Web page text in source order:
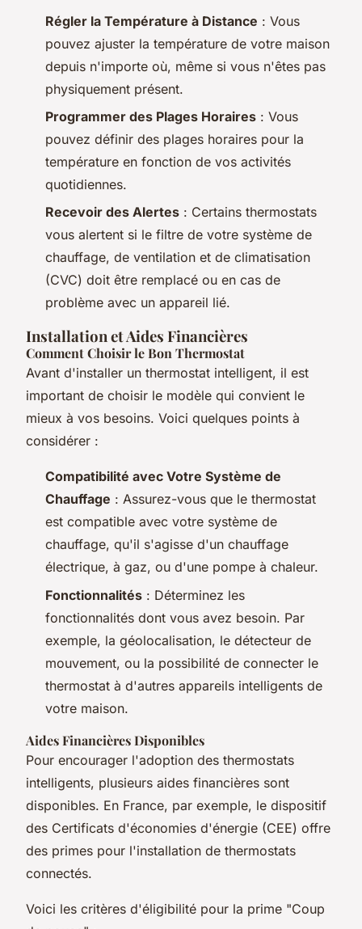
Régler la Température à Distance : Vous
pouvez ajuster la température de votre maison
depuis n'importe où, même si vous n'êtes pas
physiquement présent.
Programmer des Plages Horaires : Vous
pouvez définir des plages horaires pour la
température en fonction de vos activités
quotidiennes.
Recevoir des Alertes : Certains thermostats
vous alertent si le filtre de votre système de
chauffage, de ventilation et de climatisation
(CVC) doit être remplacé ou en cas de
problème avec un appareil lié.
Installation et Aides Financières
Comment Choisir le Bon Thermostat
Avant d'installer un thermostat intelligent, il est
important de choisir le modèle qui convient le
mieux à vos besoins. Voici quelques points à
considérer :
Compatibilité avec Votre Système de
Chauffage : Assurez-vous que le thermostat
est compatible avec votre système de
chauffage, qu'il s'agisse d'un chauffage
électrique, à gaz, ou d'une pompe à chaleur.
Fonctionnalités : Déterminez les
fonctionnalités dont vous avez besoin. Par
exemple, la géolocalisation, le détecteur de
mouvement, ou la possibilité de connecter le
thermostat à d'autres appareils intelligents de
votre maison.
Aides Financières Disponibles
Pour encourager l'adoption des thermostats
intelligents, plusieurs aides financières sont
disponibles. En France, par exemple, le dispositif
des Certificats d'économies d'énergie (CEE) offre
des primes pour l'installation de thermostats
connectés.
Voici les critères d'éligibilité pour la prime "Coup